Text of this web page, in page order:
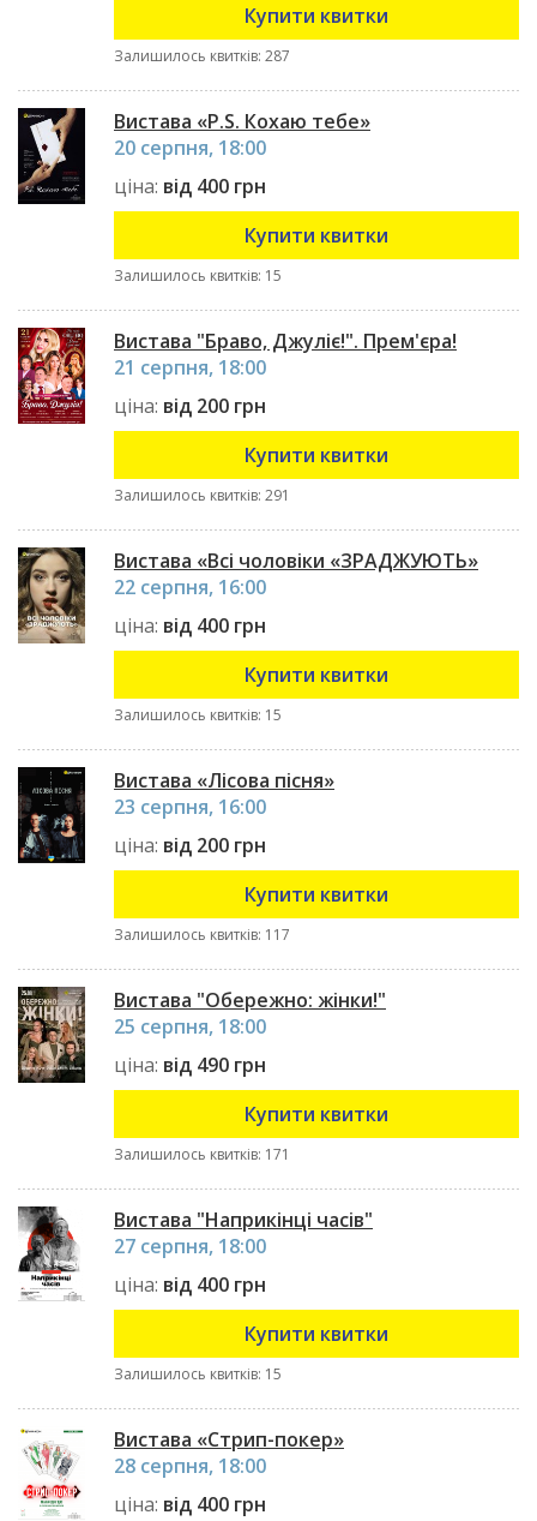
Купити квитки
Залишилось квитків: 287
Вистава «P.S. Кохаю тебе»
20 серпня, 18:00
ціна: від 400 грн
Купити квитки
Залишилось квитків: 15
Вистава "Браво, Джуліє!". Прем'єра!
21 серпня, 18:00
ціна: від 200 грн
Купити квитки
Залишилось квитків: 291
Вистава «Всі чоловіки «ЗРАДЖУЮТЬ»
22 серпня, 16:00
ціна: від 400 грн
Купити квитки
Залишилось квитків: 15
Вистава «Лісова пісня»
23 серпня, 16:00
ціна: від 200 грн
Купити квитки
Залишилось квитків: 117
Вистава "Обережно: жінки!"
25 серпня, 18:00
ціна: від 490 грн
Купити квитки
Залишилось квитків: 171
Вистава "Наприкінці часів"
27 серпня, 18:00
ціна: від 400 грн
Купити квитки
Залишилось квитків: 15
Вистава «Стрип-покер»
28 серпня, 18:00
ціна: від 400 грн